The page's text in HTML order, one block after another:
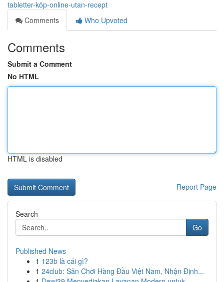
tabletter-köp-online-utan-recept
Comments
Who Upvoted
Comments
Submit a Comment
No HTML
HTML is disabled
Report Page
Search
Go
Published News
1 123b là cái gì?
1 24club: Sân Chơi Hàng Đầu Việt Nam, Nhận Định...